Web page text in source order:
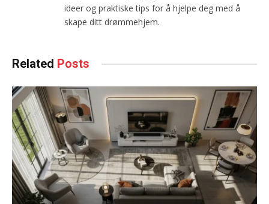
ideer og praktiske tips for å hjelpe deg med å
skape ditt drømmehjem.
Related Posts